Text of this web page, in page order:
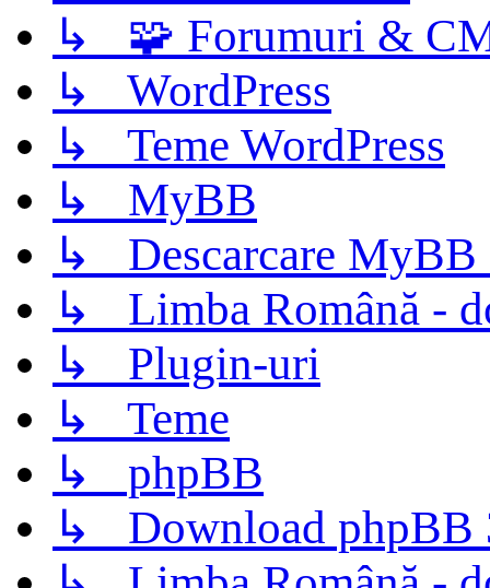
↳ 🧩 Forumuri &
↳ WordPress
↳ Teme WordPress
↳ MyBB
↳ Descarcare MyBB
↳ Limba Română -
↳ Plugin-uri
↳ Teme
↳ phpBB
↳ Download phpBB